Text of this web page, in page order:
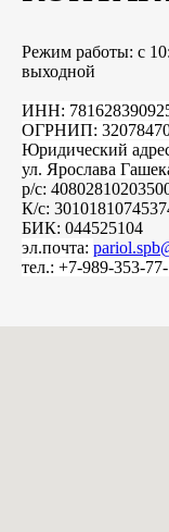
Режим работы: с
выходной
ИНН:
ОГРНИП:
Юридический
ул. Ярослава
р/с:
К/с:
БИК: 044525104
эл.почта:
тел.: +7-989-353-